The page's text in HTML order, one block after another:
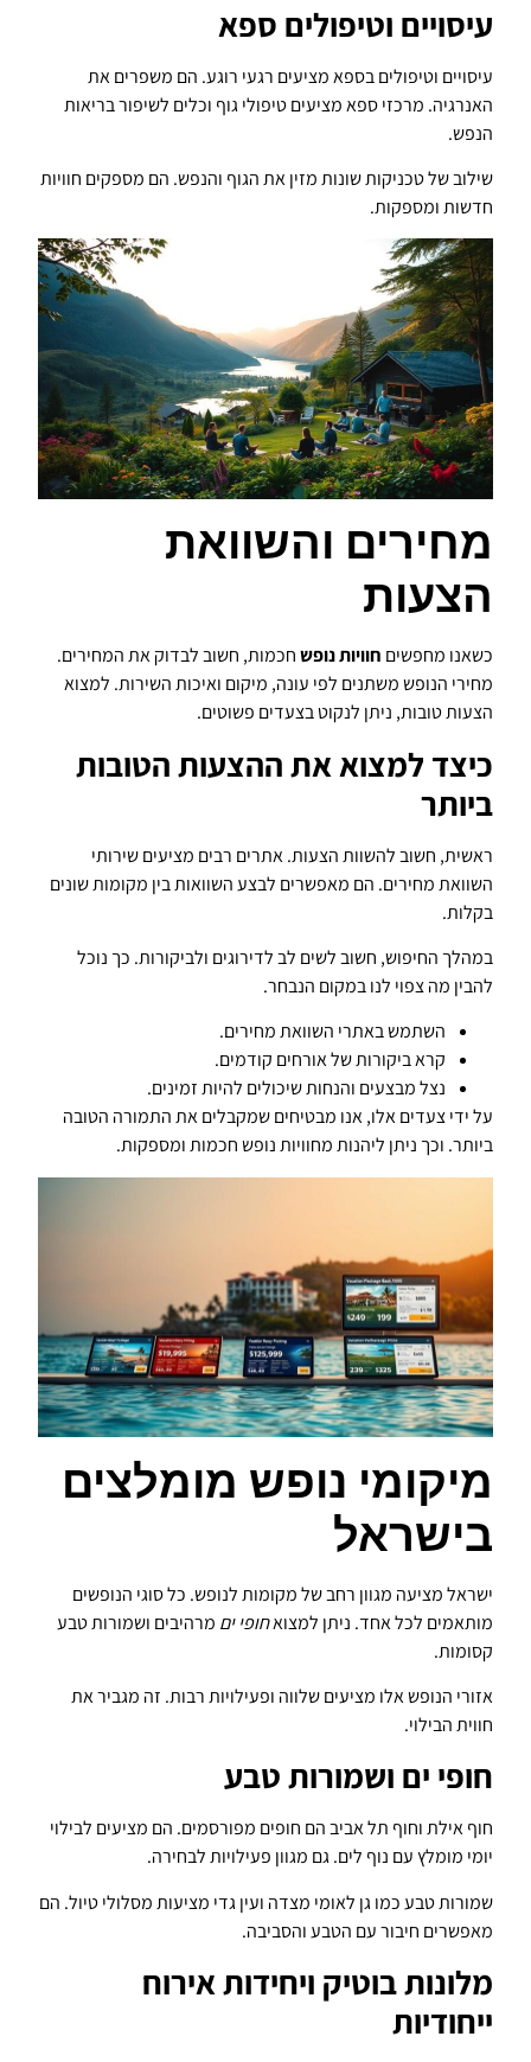
עיסויים וטיפולים ספא
עיסויים וטיפולים בספא מציעים רגעי רוגע. הם משפרים את
האנרגיה. מרכזי ספא מציעים טיפולי גוף וכלים לשיפור בריאות
הנפש.
שילוב של טכניקות שונות מזין את הגוף והנפש. הם מספקים חוויות
חדשות ומספקות.
מחירים והשוואת
הצעות
כשאנו מחפשים חוויות נופשחכמות, חשוב לבדוק את המחירים.
מחירי הנופש משתנים לפי עונה, מיקום ואיכות השירות. למצוא
הצעות טובות, ניתן לנקוט בצעדים פשוטים.
כיצד למצוא את ההצעות הטובות
ביותר
ראשית, חשוב להשוות הצעות. אתרים רבים מציעים שירותי
השוואת מחירים. הם מאפשרים לבצע השוואות בין מקומות שונים
בקלות.
במהלך החיפוש, חשוב לשים לב לדירוגים ולביקורות. כך נוכל
להבין מה צפוי לנו במקום הנבחר.
השתמש באתרי השוואת מחירים.
קרא ביקורות של אורחים קודמים.
נצל מבצעים והנחות שיכולים להיות זמינים.
על ידי צעדים אלו, אנו מבטיחים שמקבלים את התמורה הטובה
ביותר. וכך ניתן ליהנות מחוויות נופש חכמות ומספקות.
מיקומי נופש מומלצים
בישראל
ישראל מציעה מגוון רחב של מקומות לנופש. כל סוגי הנופשים
מותאמים לכל אחד. ניתן למצואחופי ים מרהיבים ושמורות טבע
קסומות.
אזורי הנופש אלו מציעים שלווה ופעילויות רבות. זה מגביר את
חווית הבילוי.
חופי ים ושמורות טבע
חוף אילת וחוף תל אביב הם חופים מפורסמים. הם מציעים לבילוי
יומי מומלץ עם נוף לים. גם מגוון פעילויות לבחירה.
שמורות טבע כמו גן לאומי מצדה ועין גדי מציעות מסלולי טיול. הם
מאפשרים חיבור עם הטבע והסביבה.
מלונות בוטיק ויחידות אירוח
ייחודיות